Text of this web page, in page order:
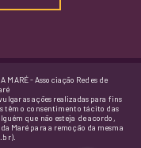
MARÉ - Associação Redes de
as ações realizadas para fins
têm o consentimento tácito das
que não esteja de acordo,
Maré para a remoção da mesma